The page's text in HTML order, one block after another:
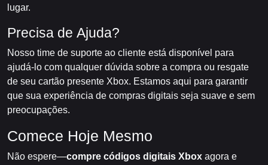
lugar.
Precisa de Ajuda?
Nosso time de suporte ao cliente está disponível para
ajudá-lo com qualquer dúvida sobre a compra ou resgate
de seu cartão presente Xbox. Estamos aqui para garantir
que sua experiência de compras digitais seja suave e sem
preocupações.
Comece Hoje Mesmo
Não espere—compre códigos digitais Xbox agora e